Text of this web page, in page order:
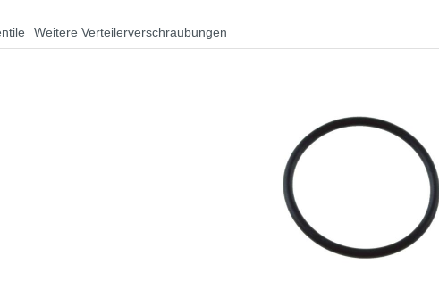
Weitere Verteilerverschraubungen